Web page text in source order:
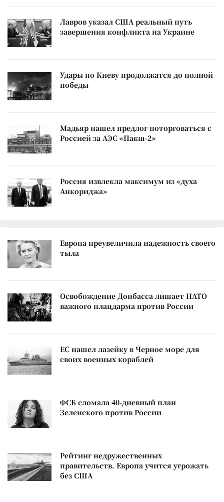
Лавров указал США реальный путь
завершения конфликта на Украине
Удары по Киеву продолжатся до полной
победы
Мадьяр нашел предлог поторговаться с
Россией за АЭС «Пакш-2»
Россия извлекла максимум из «духа
Анкориджа»
Европа преувеличила надежность своего
тыла
Освобождение Донбасса лишает НАТО
важного плацдарма против России
ЕС нашел лазейку в Черное море для
своих военных кораблей
ФСБ сломала 40-дневный план
Зеленского против России
Рейтинг недружественных
правительств. Европа учится угрожать
без США